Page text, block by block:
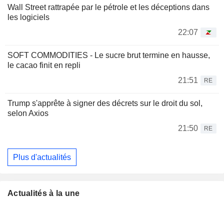
Wall Street rattrapée par le pétrole et les déceptions dans
les logiciels
22:07
SOFT COMMODITIES - Le sucre brut termine en hausse,
le cacao finit en repli
21:51
RE
Trump s'apprête à signer des décrets sur le droit du sol,
selon Axios
21:50
RE
Plus d'actualités
Actualités à la une